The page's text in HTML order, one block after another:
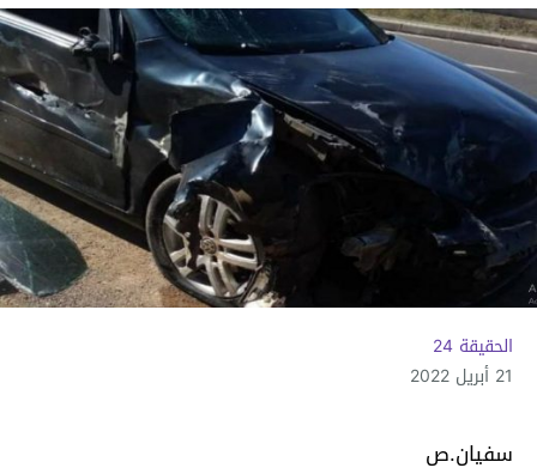
الحقيقة 24
21 أبريل 2022
سفيان.ص